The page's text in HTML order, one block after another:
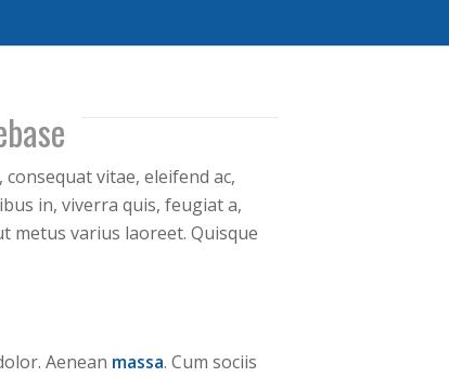
vitae, eleifend ac,
in, viverra quis, feugiat a,
metus varius laoreet. Quisque
Aenean massa. Cum sociis